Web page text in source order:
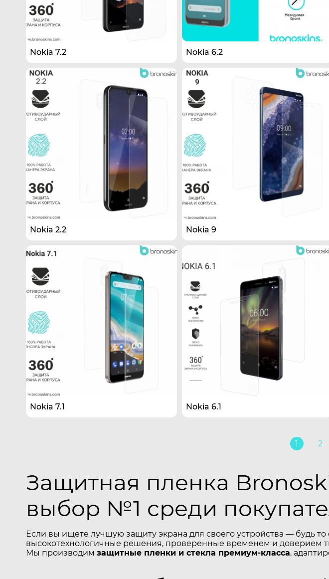
Nokia 7.2 Nokia 6.2
Nokia 2.2 Nokia 9
Nokia 7.1 Nokia 6.1
1 2
Защитная пленка
выбор №1 среди
Если вы ищете лучшую защиту экрана для своего устройства — будь
высокотехнологичные решения, проверенные временем и доверием
Мы производим защитные пленки и стекла премиум-класса,